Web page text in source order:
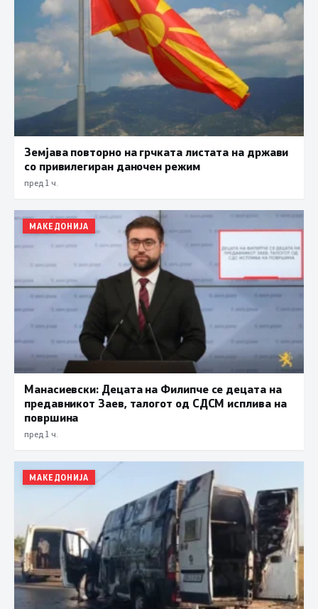
Земјава повторно на грчката листата на држави
со привилегиран даночен режим
пред 1 ч.
МАКЕДОНИЈА
Манасиевски: Децата на Филипче се децата на
предавникот Заев, талогот од СДСМ исплива на
површина
пред 1 ч.
МАКЕДОНИЈА